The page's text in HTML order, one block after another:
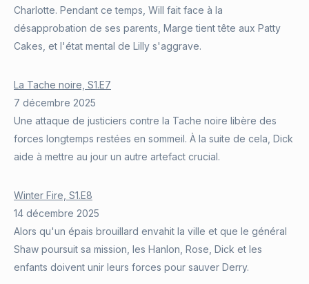
Charlotte. Pendant ce temps, Will fait face à la
désapprobation de ses parents, Marge tient tête aux Patty
Cakes, et l'état mental de Lilly s'aggrave.
La Tache noire, S1.E7
7 décembre 2025
Une attaque de justiciers contre la Tache noire libère des
forces longtemps restées en sommeil. À la suite de cela, Dick
aide à mettre au jour un autre artefact crucial.
Winter Fire, S1.E8
14 décembre 2025
Alors qu'un épais brouillard envahit la ville et que le général
Shaw poursuit sa mission, les Hanlon, Rose, Dick et les
enfants doivent unir leurs forces pour sauver Derry.